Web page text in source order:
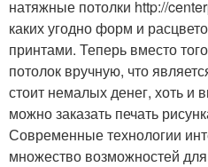
натяжные потолки http://
каких угодно форм и
принтами. Теперь вместо
потолок вручную, что
стоит немалых денег, хоть и
можно заказать печать
Современные технологии
множество возможностей